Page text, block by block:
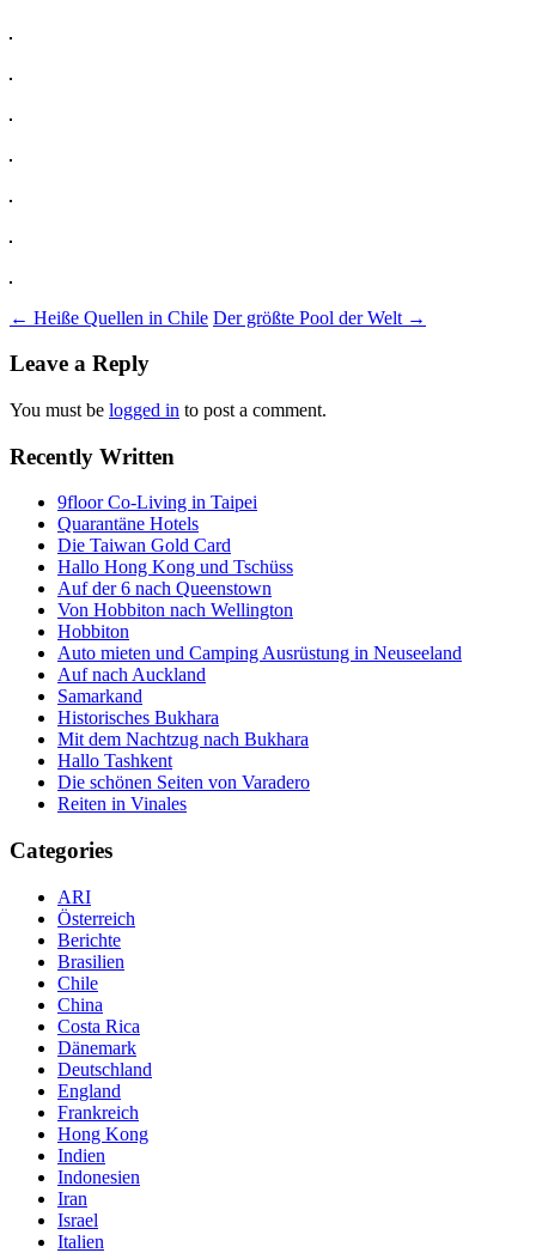
Post
navigation
← Heiße Quellen in Chile Der größte Pool der Welt →
Leave a Reply
You must be logged in to post a comment.
Recently Written
9floor Co-Living in Taipei
Quarantäne Hotels
Die Taiwan Gold Card
Hallo Hong Kong und Tschüss
Auf der 6 nach Queenstown
Von Hobbiton nach Wellington
Hobbiton
Auto mieten und Camping Ausrüstung in Neuseeland
Auf nach Auckland
Samarkand
Historisches Bukhara
Mit dem Nachtzug nach Bukhara
Hallo Tashkent
Die schönen Seiten von Varadero
Reiten in Vinales
Categories
ARI
Österreich
Berichte
Brasilien
Chile
China
Costa Rica
Dänemark
Deutschland
England
Frankreich
Hong Kong
Indien
Indonesien
Iran
Israel
Italien